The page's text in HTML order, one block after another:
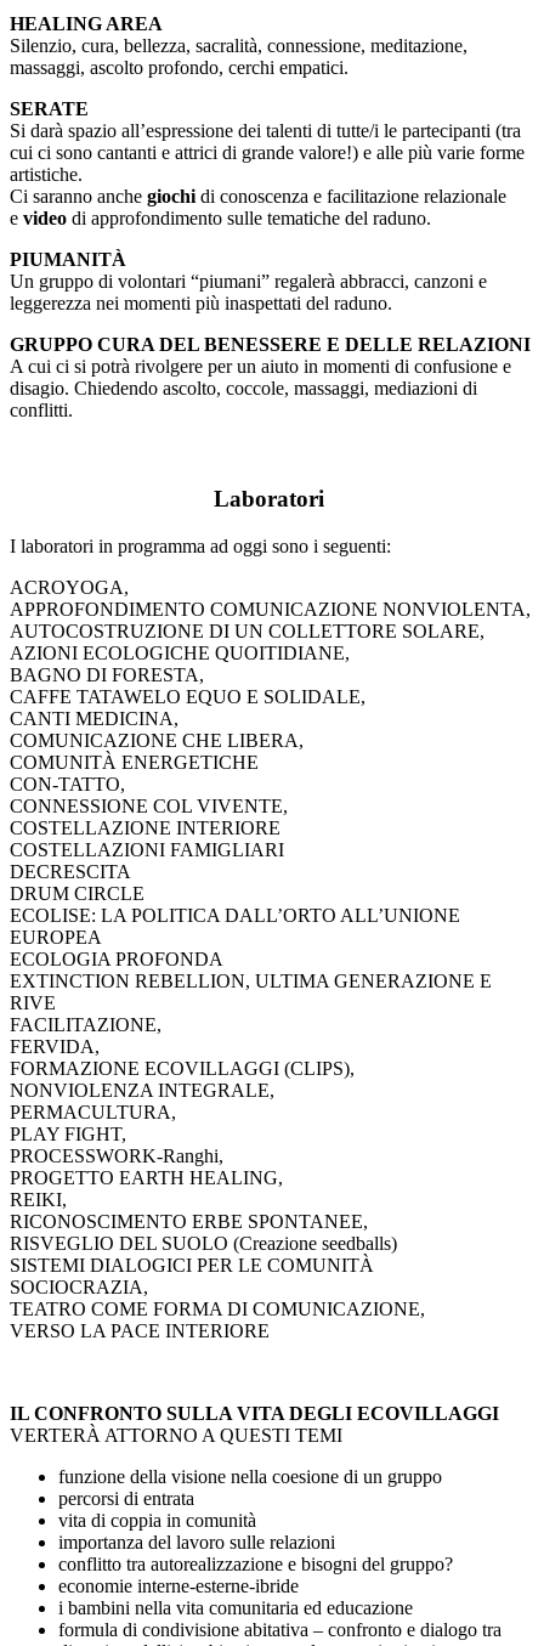
HEALING AREA
Silenzio, cura, bellezza, sacralità, connessione, meditazione,
massaggi, ascolto profondo, cerchi empatici.
SERATE
Si darà spazio all’espressione dei talenti di tutte/i le partecipanti (tra
cui ci sono cantanti e attrici di grande valore!) e alle più varie forme
artistiche.
Ci saranno anche giochidi conoscenza e facilitazione relazionale
e video di approfondimento sulle tematiche del raduno.
PIUMANITÀ
Un gruppo di volontari “piumani” regalerà abbracci, canzoni e
leggerezza nei momenti più inaspettati del raduno.
GRUPPO CURA DEL BENESSERE E DELLE RELAZIONI
A cui ci si potrà rivolgere per un aiuto in momenti di confusione e
disagio. Chiedendo ascolto, coccole, massaggi, mediazioni di
conflitti.
Laboratori
I laboratori in programma ad oggi sono i seguenti:
ACROYOGA,
APPROFONDIMENTO COMUNICAZIONE NONVIOLENTA,
AUTOCOSTRUZIONE DI UN COLLETTORE SOLARE,
AZIONI ECOLOGICHE QUOITIDIANE,
BAGNO DI FORESTA,
CAFFE TATAWELO EQUO E SOLIDALE,
CANTI MEDICINA,
COMUNICAZIONE CHE LIBERA,
COMUNITÀ ENERGETICHE
CON-TATTO,
CONNESSIONE COL VIVENTE,
COSTELLAZIONE INTERIORE
COSTELLAZIONI FAMIGLIARI
DECRESCITA
DRUM CIRCLE
ECOLISE: LA POLITICA DALL’ORTO ALL’UNIONE
EUROPEA
ECOLOGIA PROFONDA
EXTINCTION REBELLION, ULTIMA GENERAZIONE E
RIVE
FACILITAZIONE,
FERVIDA,
FORMAZIONE ECOVILLAGGI (CLIPS),
NONVIOLENZA INTEGRALE,
PERMACULTURA,
PLAY FIGHT,
PROCESSWORK-Ranghi,
PROGETTO EARTH HEALING,
REIKI,
RICONOSCIMENTO ERBE SPONTANEE,
RISVEGLIO DEL SUOLO (Creazione seedballs)
SISTEMI DIALOGICI PER LE COMUNITÀ
SOCIOCRAZIA,
TEATRO COME FORMA DI COMUNICAZIONE,
VERSO LA PACE INTERIORE
IL CONFRONTO SULLA VITA DEGLI ECOVILLAGGI
VERTERÀ ATTORNO A QUESTI TEMI
funzione della visione nella coesione di un gruppo
percorsi di entrata
vita di coppia in comunità
importanza del lavoro sulle relazioni
conflitto tra autorealizzazione e bisogni del gruppo?
economie interne-esterne-ibride
i bambini nella vita comunitaria ed educazione
formula di condivisione abitativa – confronto e dialogo tra